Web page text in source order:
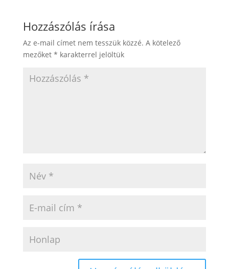
Hozzászólás írása
Az e-mail címet nem tesszük közzé. A kötelező
mezőket * karakterrel jelöltük